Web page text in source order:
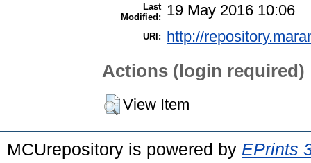
Last
Modified:
19 May 2016 10:06
URI: http://
Actions (login required)
View Item
MCUrepository is powered by EPrints